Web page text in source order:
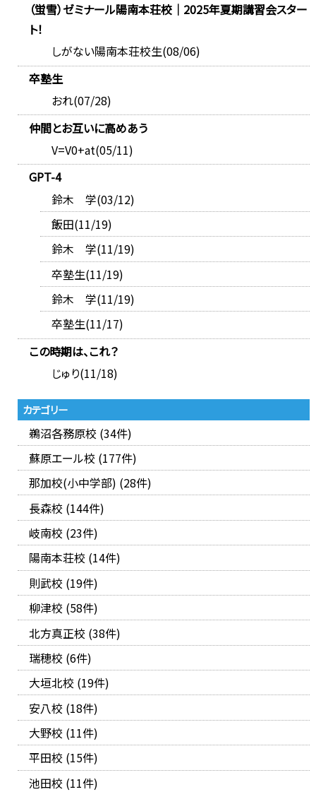
（蛍雪）ゼミナール陽南本荘校｜2025年夏期講習会スター
ト！
しがない陽南本荘校生(08/06)
卒塾生
おれ(07/28)
仲間とお互いに高めあう
V=V0+at(05/11)
GPT-4
鈴木 学(03/12)
飯田(11/19)
鈴木 学(11/19)
卒塾生(11/19)
鈴木 学(11/19)
卒塾生(11/17)
この時期は、これ？
じゅり(11/18)
カテゴリー
鵜沼各務原校 (34件)
蘇原エール校 (177件)
那加校(小中学部) (28件)
長森校 (144件)
岐南校 (23件)
陽南本荘校 (14件)
則武校 (19件)
柳津校 (58件)
北方真正校 (38件)
瑞穂校 (6件)
大垣北校 (19件)
安八校 (18件)
大野校 (11件)
平田校 (15件)
池田校 (11件)